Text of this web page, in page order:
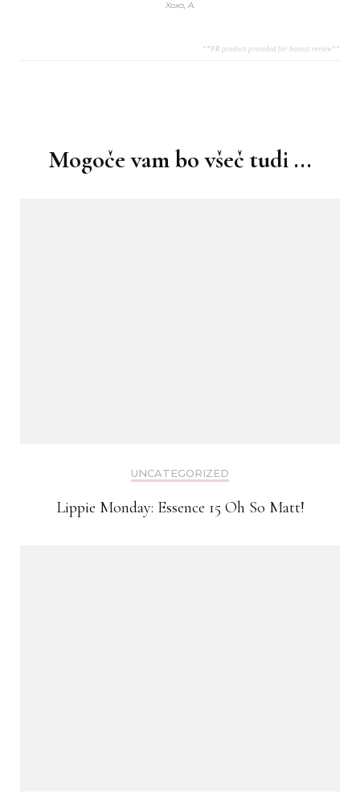
Xoxo, A.
**PR product provided for honest review**
Mogoče vam bo všeč tudi ...
UNCATEGORIZED
Lippie Monday: Essence 15 Oh So Matt!